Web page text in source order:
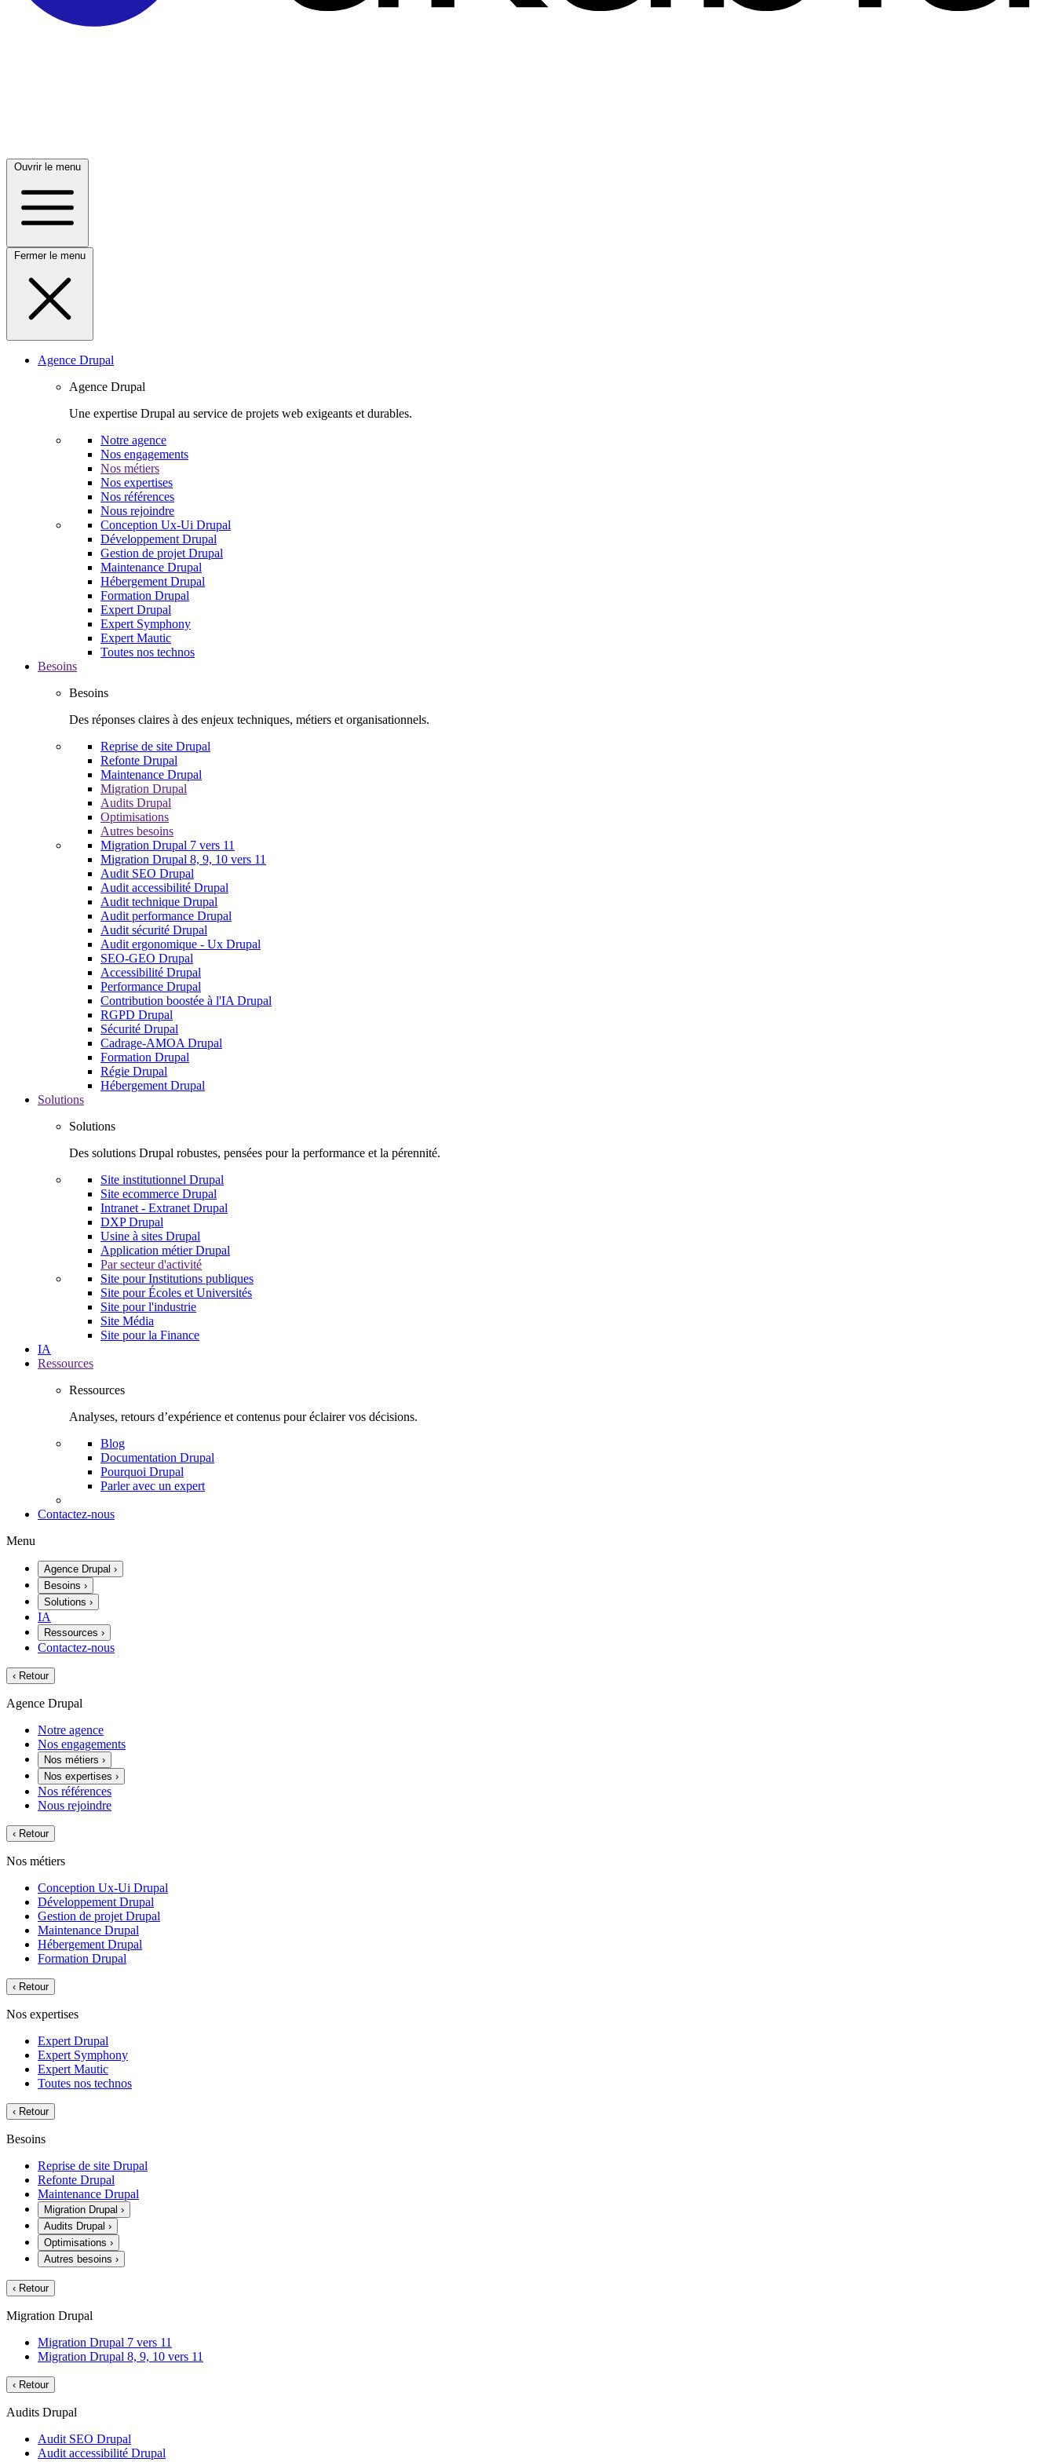
Ouvrir le menu
Fermer le menu
Agence Drupal
Agence Drupal
Une expertise Drupal au service de projets web exigeants et durables.
Notre agence
Nos engagements
Nos métiers
Nos expertises
Nos références
Nous rejoindre
Conception Ux-Ui Drupal
Développement Drupal
Gestion de projet Drupal
Maintenance Drupal
Hébergement Drupal
Formation Drupal
Expert Drupal
Expert Symphony
Expert Mautic
Toutes nos technos
Besoins
Besoins
Des réponses claires à des enjeux techniques, métiers et organisationnels.
Reprise de site Drupal
Refonte Drupal
Maintenance Drupal
Migration Drupal
Audits Drupal
Optimisations
Autres besoins
Migration Drupal 7 vers 11
Migration Drupal 8, 9, 10 vers 11
Audit SEO Drupal
Audit accessibilité Drupal
Audit technique Drupal
Audit performance Drupal
Audit sécurité Drupal
Audit ergonomique - Ux Drupal
SEO-GEO Drupal
Accessibilité Drupal
Performance Drupal
Contribution boostée à l'IA Drupal
RGPD Drupal
Sécurité Drupal
Cadrage-AMOA Drupal
Formation Drupal
Régie Drupal
Hébergement Drupal
Solutions
Solutions
Des solutions Drupal robustes, pensées pour la performance et la pérennité.
Site institutionnel Drupal
Site ecommerce Drupal
Intranet - Extranet Drupal
DXP Drupal
Usine à sites Drupal
Application métier Drupal
Par secteur d'activité
Site pour Institutions publiques
Site pour Écoles et Universités
Site pour l'industrie
Site Média
Site pour la Finance
IA
Ressources
Ressources
Analyses, retours d’expérience et contenus pour éclairer vos décisions.
Blog
Documentation Drupal
Pourquoi Drupal
Parler avec un expert
Contactez-nous
Menu
Agence Drupal ›
Besoins ›
Solutions ›
IA
Ressources ›
Contactez-nous
‹ Retour
Agence Drupal
Notre agence
Nos engagements
Nos métiers ›
Nos expertises ›
Nos références
Nous rejoindre
‹ Retour
Nos métiers
Conception Ux-Ui Drupal
Développement Drupal
Gestion de projet Drupal
Maintenance Drupal
Hébergement Drupal
Formation Drupal
‹ Retour
Nos expertises
Expert Drupal
Expert Symphony
Expert Mautic
Toutes nos technos
‹ Retour
Besoins
Reprise de site Drupal
Refonte Drupal
Maintenance Drupal
Migration Drupal ›
Audits Drupal ›
Optimisations ›
Autres besoins ›
‹ Retour
Migration Drupal
Migration Drupal 7 vers 11
Migration Drupal 8, 9, 10 vers 11
‹ Retour
Audits Drupal
Audit SEO Drupal
Audit accessibilité Drupal